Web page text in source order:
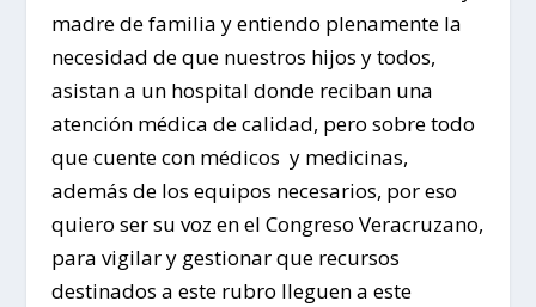
madre de familia y entiendo plenamente la
necesidad de que nuestros hijos y todos,
asistan a un hospital donde reciban una
atención médica de calidad, pero sobre todo
que cuente con médicos y medicinas,
además de los equipos necesarios, por eso
quiero ser su voz en el Congreso Veracruzano,
para vigilar y gestionar que recursos
destinados a este rubro lleguen a este